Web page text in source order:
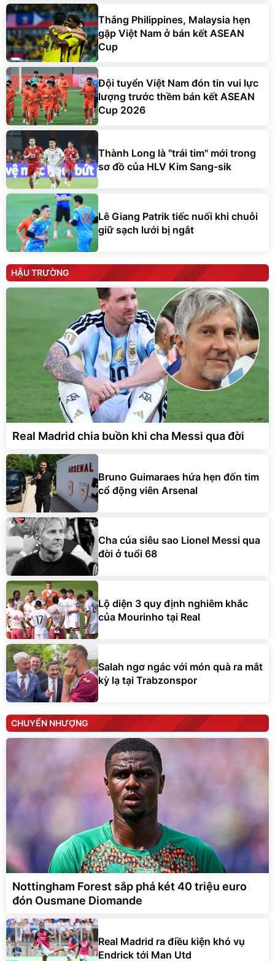
Thắng Philippines, Malaysia hẹn
gặp Việt Nam ở bán kết ASEAN
Cup
Đội tuyển Việt Nam đón tin vui lực
lượng trước thềm bán kết ASEAN
Cup 2026
Thành Long là "trái tim" mới trong
sơ đồ của HLV Kim Sang-sik
Lê Giang Patrik tiếc nuối khi chuỗi
giữ sạch lưới bị ngắt
HẬU TRƯỜNG
Real Madrid chia buồn khi cha Messi qua đời
Bruno Guimaraes hứa hẹn đốn tim
cổ động viên Arsenal
Cha của siêu sao Lionel Messi qua
đời ở tuổi 68
Lộ diện 3 quy định nghiêm khắc
của Mourinho tại Real
Salah ngơ ngác với món quà ra mắt
kỳ lạ tại Trabzonspor
CHUYỂN NHƯỢNG
Nottingham Forest sắp phá két 40 triệu euro
đón Ousmane Diomande
Real Madrid ra điều kiện khó vụ
Endrick tới Man Utd